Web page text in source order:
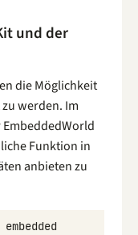
und der
die Möglichkeit
werden. Im
Funktion in
anbieten zu
embedded